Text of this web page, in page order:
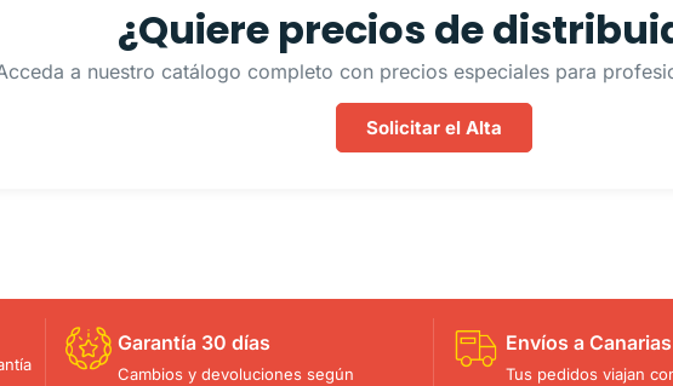
¿Quiere precios de
a nuestro catálogo completo con precios especiales para
Solicitar el Alta
Garantía 30 días
Cambios y devoluciones según
Envíos a Canarias
Tus pedidos viajan